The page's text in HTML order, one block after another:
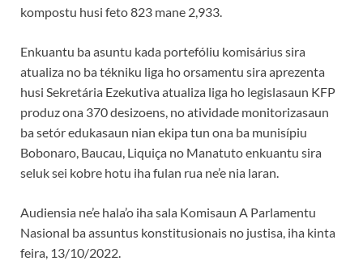
kompostu husi feto 823 mane 2,933.
Enkuantu ba asuntu kada portefóliu komisárius sira
atualiza no ba tékniku liga ho orsamentu sira aprezenta
husi Sekretária Ezekutiva atualiza liga ho legislasaun KFP
produz ona 370 desizoens, no atividade monitorizasaun
ba setór edukasaun nian ekipa tun ona ba munisípiu
Bobonaro, Baucau, Liquiça no Manatuto enkuantu sira
seluk sei kobre hotu iha fulan rua ne’e nia laran.
Audiensia ne’e hala’o iha sala Komisaun A Parlamentu
Nasional ba assuntus konstitusionais no justisa, iha kinta
feira, 13/10/2022.